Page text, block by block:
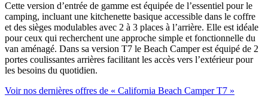
Cette version d’entrée de gamme est équipée de l’essentiel pour le
camping, incluant une kitchenette basique accessible dans le coffre
et des sièges modulables avec 2 à 3 places à l’arrière. Elle est idéale
pour ceux qui recherchent une approche simple et fonctionnelle du
van aménagé. Dans sa version T7 le Beach Camper est équipé de 2
portes coulissantes arrières facilitant les accès vers l’extérieur pour
les besoins du quotidien.
Voir nos dernières offres de « California Beach Camper T7 »